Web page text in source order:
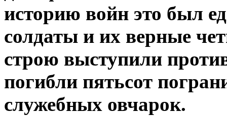
историю войн это был
солдаты и их верные
строю выступили
погибли пятьсот
служебных овчарок.